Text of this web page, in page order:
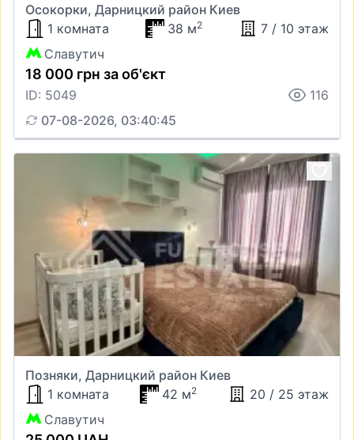
Осокорки, Дарницкий район Киев
1 комната
38 м2
7 / 10 этаж
Славутич
18 000 грн за об'єкт
ID: 5049
116
07-08-2026, 03:40:45
Позняки, Дарницкий район Киев
1 комната
42 м2
20 / 25 этаж
Славутич